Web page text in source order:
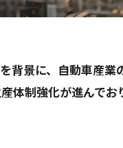
景に、自動車産業
体制強化が進んで